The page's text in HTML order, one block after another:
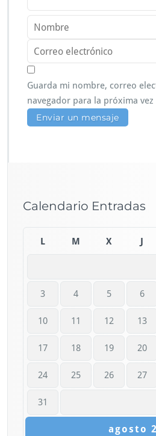
Guarda mi nombre, correo
navegador para la próxima
Calendario Entradas
agosto
L M X
3 4 5 6
10 11 12 13
17 18 19 20
24 25 26 27
31